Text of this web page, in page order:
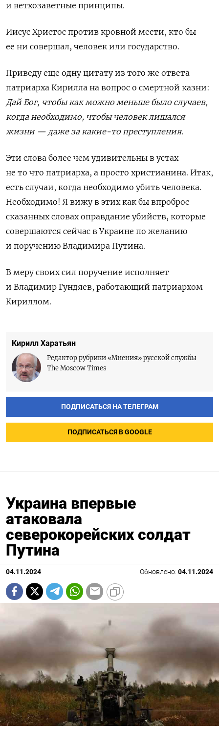
и ветхозаветные принципы.
Иисус Христос против кровной мести, кто бы
ее ни совершал, человек или государство.
Приведу еще одну цитату из того же ответа
патриарха Кирилла на вопрос о смертной казни:
Дай Бог, чтобы как можно меньше было случаев,
когда необходимо, чтобы человек лишался
жизни — даже за какие-то преступления.
Эти слова более чем удивительны в устах
не то что патриарха, а просто христианина. Итак,
есть случаи, когда необходимо убить человека.
Необходимо! Я вижу в этих как бы впроброс
сказанных словах оправдание убийств, которые
совершаются сейчас в Украине по желанию
и поручению Владимира Путина.
В меру своих сил поручение исполняет
и Владимир Гундяев, работающий патриархом
Кириллом.
Кирилл Харатьян
Редактор рубрики «Мнения» русской службы
The Moscow Times
ПОДПИСАТЬСЯ НА ТЕЛЕГРАМ
ПОДПИСАТЬСЯ В GOOGLE
Украина впервые
атаковала
северокорейских солдат
Путина
04.11.2024 Обновлено: 04.11.2024